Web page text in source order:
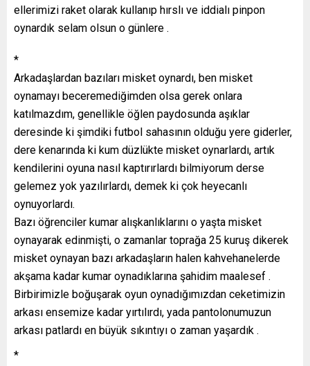
ellerimizi raket olarak kullanıp hırslı ve iddialı pinpon
oynardık selam olsun o günlere .
*
Arkadaşlardan bazıları misket oynardı, ben misket
oynamayı beceremediğimden olsa gerek onlara
katılmazdım, genellikle öğlen paydosunda aşıklar
deresinde ki şimdiki futbol sahasının olduğu yere giderler,
dere kenarında ki kum düzlükte misket oynarlardı, artık
kendilerini oyuna nasıl kaptırırlardı bilmiyorum derse
gelemez yok yazılırlardı, demek ki çok heyecanlı
oynuyorlardı.
Bazı öğrenciler kumar alışkanlıklarını o yaşta misket
oynayarak edinmişti, o zamanlar toprağa 25 kuruş dikerek
misket oynayan bazı arkadaşların halen kahvehanelerde
akşama kadar kumar oynadıklarına şahidim maalesef .
Birbirimizle boğuşarak oyun oynadığımızdan ceketimizin
arkası ensemize kadar yırtılırdı, yada pantolonumuzun
arkası patlardı en büyük sıkıntıyı o zaman yaşardık .
*